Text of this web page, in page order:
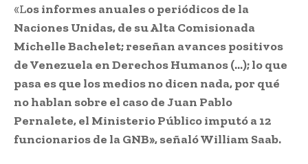
«Los informes anuales o periódicos de la
Naciones Unidas, de su Alta Comisionada
Michelle Bachelet; reseñan avances positivos
de Venezuela en Derechos Humanos (…); lo que
pasa es que los medios no dicen nada, por qué
no hablan sobre el caso de Juan Pablo
Pernalete, el Ministerio Público imputó a 12
funcionarios de la GNB», señaló William Saab.